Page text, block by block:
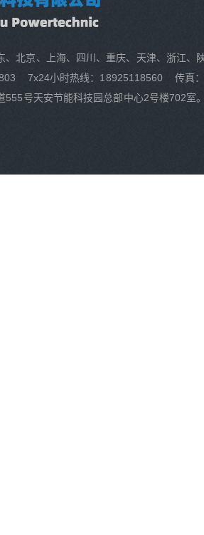
、北京、上海、四川、重庆、天津、浙江
7x24小时热线：18925118560 传真
555号天安节能科技园总部中心2号楼702室